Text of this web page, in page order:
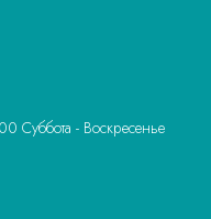
Суббота - Воскресенье